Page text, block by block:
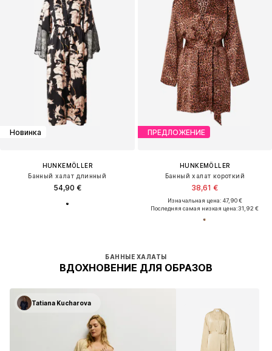
Новинка
HUNKEMÖLLER
Банный халат длинный
54,90 €
ПРЕДЛОЖЕНИЕ
HUNKEMÖLLER
Банный халат короткий
38,61 €
Изначальная цена: 47,90 €
Последняя самая низкая цена:31,92 €
БАННЫЕ ХАЛАТЫ
ВДОХНОВЕНИЕ ДЛЯ ОБРАЗОВ
Tatiana Kucharova